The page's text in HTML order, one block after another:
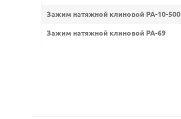
Зажим натяжной клиновой PA-10-500
Зажим натяжной клиновой PA-69